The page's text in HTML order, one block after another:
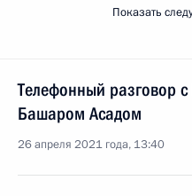
Показать
Телефонный разговор
Башаром Асадом
26 апреля 2021 года, 13:40